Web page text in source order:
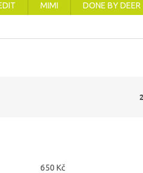
MIMI DONE BY DEER
2
650 Kč